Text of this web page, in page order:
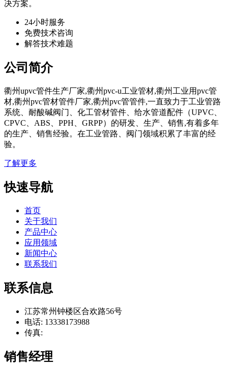
决方案。
24小时服务
免费技术咨询
解答技术难题
公司简介
衢州upvc管件生产厂家,衢州pvc-u工业管材,衢州工业用pvc管
材,衢州pvc管材管件厂家,衢州pvc管管件,一直致力于工业管路
系统、耐酸碱阀门、化工管材管件、给水管道配件（UPVC、
CPVC、ABS、PPH、GRPP）的研发、生产、销售,有着多年
的生产、销售经验。在工业管路、阀门领域积累了丰富的经
验。
了解更多
快速导航
首页
关于我们
产品中心
应用领域
新闻中心
联系我们
联系信息
江苏常州钟楼区合欢路56号
电话: 13338173988
传真:
销售经理